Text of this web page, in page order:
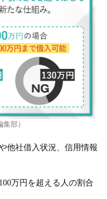
部）
他社借入状況、信用情報
万円を超える人の割合